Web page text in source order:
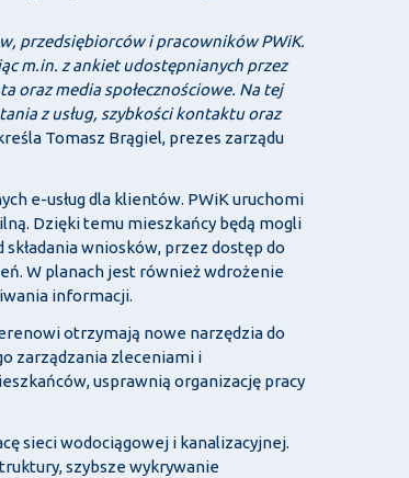
przedsiębiorców i pracowników PWiK.
m.in. z ankiet udostępnianych przez
oraz media społecznościowe. Na tej
z usług, szybkości kontaktu oraz
Tomasz Brągiel, prezes zarządu
e-usług dla klientów. PWiK uruchomi
Dzięki temu mieszkańcy będą mogli
wniosków, przez dostęp do
W planach jest również wdrożenie
informacji.
otrzymają nowe narzędzia do
zarządzania zleceniami i
usprawnią organizację pracy
sieci wodociągowej i kanalizacyjnej.
szybsze wykrywanie